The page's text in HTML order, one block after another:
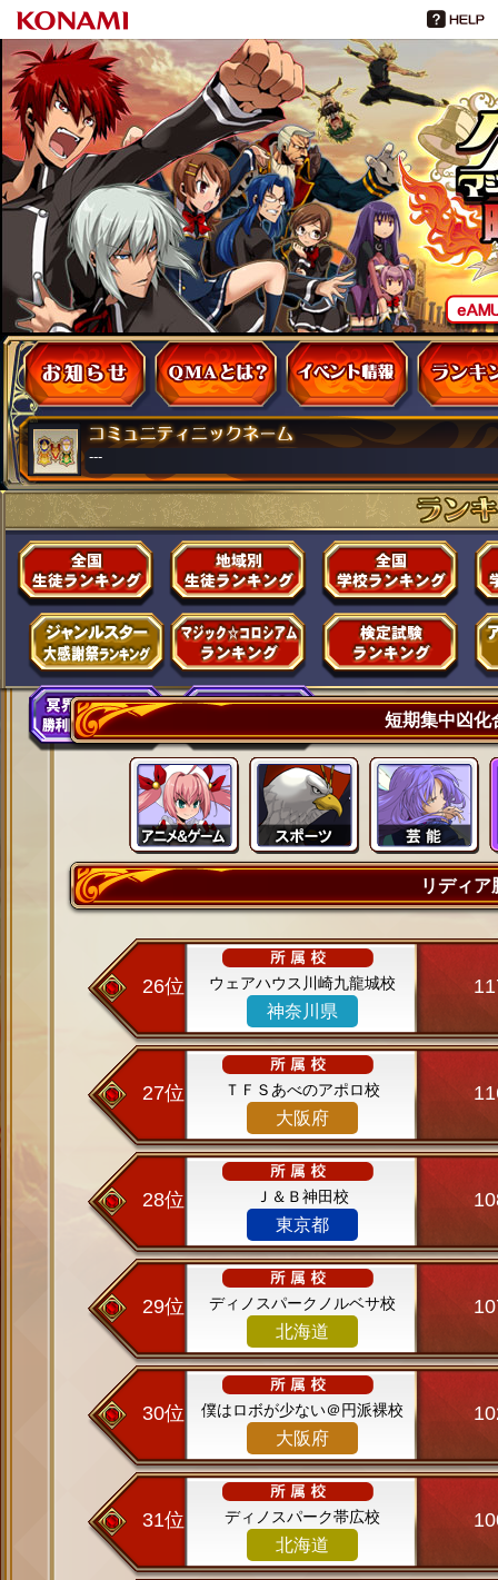
お知らせ QMAとは イベント・大会
---
短期集中凶
リディ
26位 ウェアハウス川崎九龍城校
神奈川県
27位 ＴＦＳあべのアポロ校
大阪府
28位 Ｊ＆Ｂ神田校
東京都
29位 ディノスパークノルベサ校
北海道
30位 僕はロボが少ない＠円派裸校
大阪府
31位 ディノスパーク帯広校
北海道